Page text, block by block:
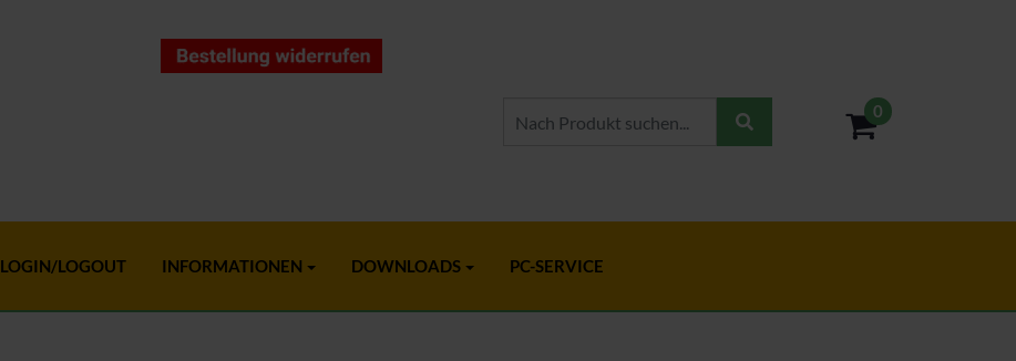
0
- 0,00€
LOGIN/LOGOUT INFORMATIONEN DOWNLOADS PC-SERVICE